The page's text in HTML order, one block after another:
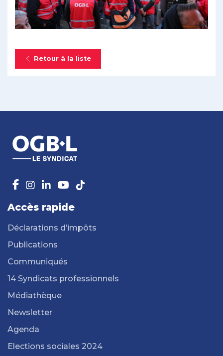
Retour à la liste
Accès rapide
Déclarations d’impôts
Publications
Communiqués
14 Syndicats professionnels
Médiathèque
Newsletter
Agenda
Elections sociales 2024